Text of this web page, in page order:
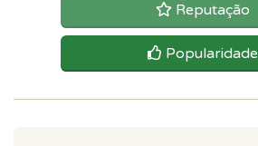
Reputação
Popularidade